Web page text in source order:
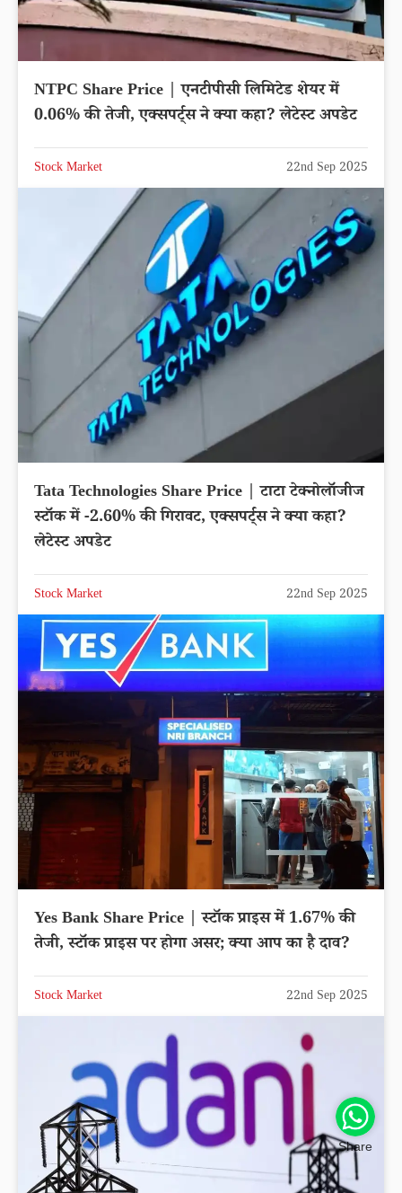
NTPC Share Price | एनटीपीसी लिमिटेड शेयर में
0.06% की तेजी, एक्सपर्ट्स ने क्या कहा? लेटेस्ट अपडेट
Stock Market 22nd Sep 2025
Tata Technologies Share Price | टाटा टेक्नोलॉजीज
स्टॉक में -2.60% की गिरावट, एक्सपर्ट्स ने क्या कहा?
लेटेस्ट अपडेट
Stock Market 22nd Sep 2025
Yes Bank Share Price | स्टॉक प्राइस में 1.67% की
तेजी, स्टॉक प्राइस पर होगा असर; क्या आप का है दाव?
Stock Market 22nd Sep 2025
Share